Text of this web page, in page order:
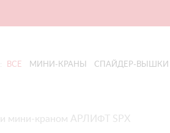
ВСЕ МИНИ-КРАНЫ СПАЙДЕР-ВЫШКИ
мини-краном АРЛИФТ SPX